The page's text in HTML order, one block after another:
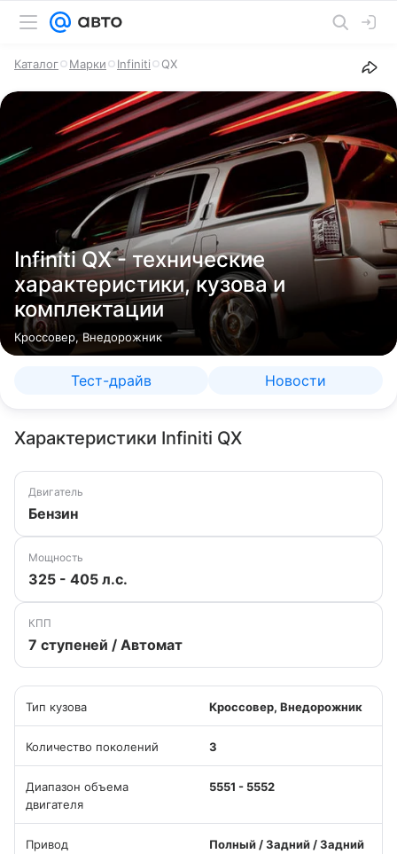
Каталог Марки Infiniti QX
Infiniti QX - технические
характеристики, кузова и
комплектации
Кроссовер, Внедорожник
Тест-драйв Новости
Характеристики Infiniti QX
Двигатель
Бензин
Мощность
325 - 405 л.с.
КПП
7 ступеней / Автомат
Тип кузова Кроссовер, Внедорожник
Количество поколений 3
Диапазон объема
двигателя
5551 - 5552
Привод
Полный / Задний / Задний